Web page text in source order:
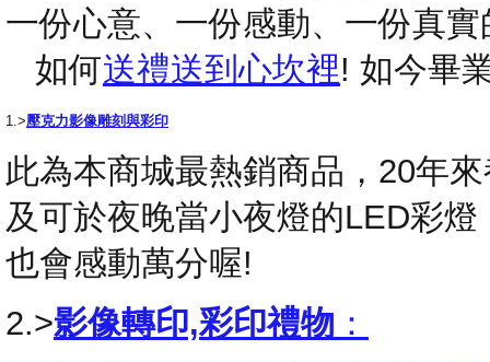
一份心意、一份感動、一份真
如何送禮送到心坎裡! 如今畢
1.>壓克力影像雕刻與彩印
此為本商城最熱銷商品，20年
及可於夜晚當小夜燈的LED彩
也會感動萬分喔!
2.>影像轉印,彩印禮物 ：